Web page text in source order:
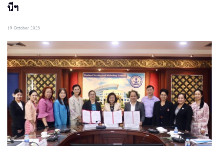
นีฯ
19 October 2023